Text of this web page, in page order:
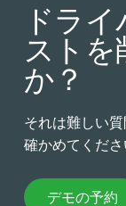
ドラ
ストを
か？
それは難しい
確かめてくださ
デモの予約
デモの予約